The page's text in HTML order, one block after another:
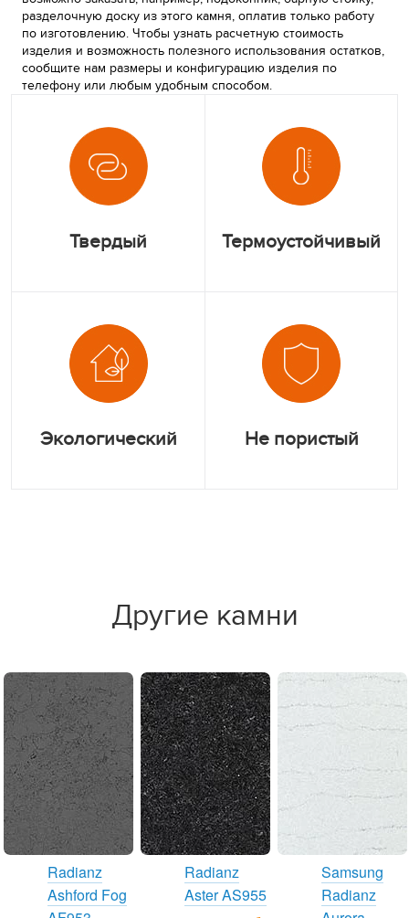
разделочную доску из этого камня, оплатив только работу
по изготовлению. Чтобы узнать расчетную стоимость
изделия и возможность полезного использования остатков,
сообщите нам размеры и конфигурацию изделия по
телефону или любым удобным способом.
Твердый Термоустойчивый
Экологический Не пористый
Другие камни
Radianz
Ashford Fog
Radianz
Aster AS955
Samsung
Radianz